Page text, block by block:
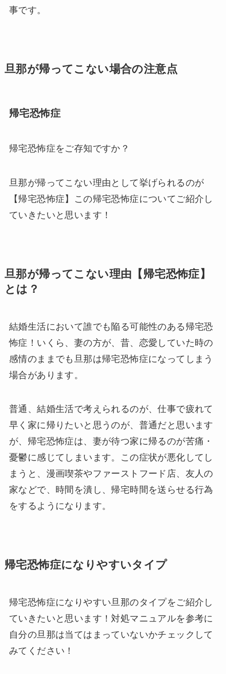
事です。
旦那が帰ってこない場合の注意点
帰宅恐怖症
帰宅恐怖症をご存知ですか？
旦那が帰ってこない理由として挙げられるのが
【帰宅恐怖症】この帰宅恐怖症についてご紹介し
ていきたいと思います！
旦那が帰ってこない理由【帰宅恐怖症】
とは？
結婚生活において誰でも陥る可能性のある帰宅恐
怖症！いくら、妻の方が、昔、恋愛していた時の
感情のままでも旦那は帰宅恐怖症になってしまう
場合があります。
普通、結婚生活で考えられるのが、仕事で疲れて
早く家に帰りたいと思うのが、普通だと思います
が、帰宅恐怖症は、妻が待つ家に帰るのが苦痛・
憂鬱に感じてしまいます。この症状が悪化してし
まうと、漫画喫茶やファーストフード店、友人の
家などで、時間を潰し、帰宅時間を送らせる行為
をするようになります。
帰宅恐怖症になりやすいタイプ
帰宅恐怖症になりやすい旦那のタイプをご紹介し
ていきたいと思います！対処マニュアルを参考に
自分の旦那は当てはまっていないかチェックして
みてください！